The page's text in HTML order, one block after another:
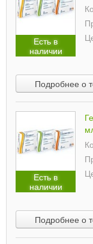
Есть в
наличии
Подробнее о
Есть в
наличии
Подробнее о